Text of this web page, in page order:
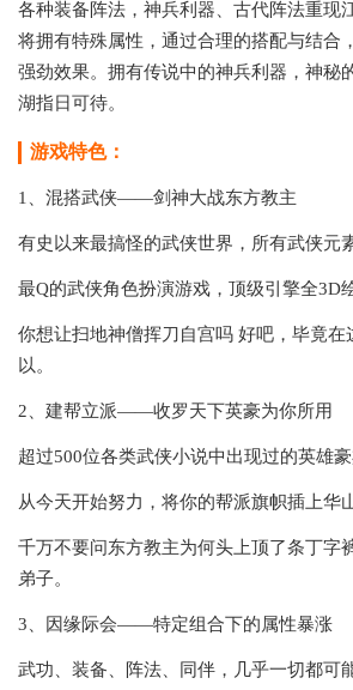
各种装备阵法，神兵利器、古代阵法重现
将拥有特殊属性，通过合理的搭配与结合
强劲效果。拥有传说中的神兵利器，神秘
湖指日可待。
游戏特色：
1、混搭武侠——剑神大战东方教主
有史以来最搞怪的武侠世界，所有武侠元
最Q的武侠角色扮演游戏，顶级引擎全3D
你想让扫地神僧挥刀自宫吗 好吧，毕竟在
以。
2、建帮立派——收罗天下英豪为你所用
超过500位各类武侠小说中出现过的英雄
从今天开始努力，将你的帮派旗帜插上华
千万不要问东方教主为何头上顶了条丁字
弟子。
3、因缘际会——特定组合下的属性暴涨
武功、装备、阵法、同伴，几乎一切都可